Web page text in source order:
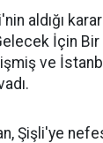
aldığı
İçin Bir
ve
Şişli'ye